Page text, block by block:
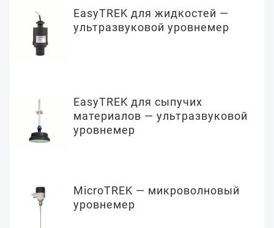
EasyTREK для жидкостей —
ультразвуковой уровнемер
EasyTREK для сыпучих
материалов — ультразвуковой
уровнемер
MicroTREK — микроволновый
уровнемер